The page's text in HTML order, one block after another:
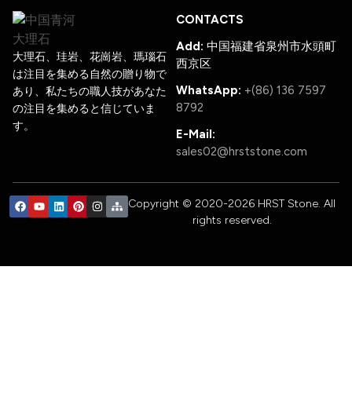
大理石、珪岩、花崗岩、瑪瑙石
は注目を集める自然の贈り物で
あり、私たちの職人技があなた
の注目を集めると信じていま
す。
CONTACTS
Add: 中国福建省泉州市水頭町
西京区
WhatsApp: +(86) 136 7597
8792
E-Mail:
sales02@hrststone.com
Copyright © 2020-2026 HRST Stone. All
rights reserved.